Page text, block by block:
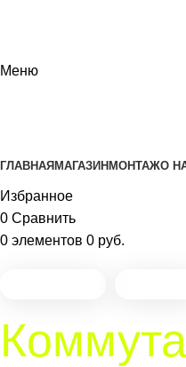
Меню
ГЛАВНАЯ МАГАЗИН МОНТАЖО
Избранное
0 Сравнить
0 элементов 0 руб.